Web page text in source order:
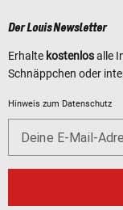
Der Louis Newsletter
Erhalte kostenlosalle
Schnäppchen oder
Hinweis zum Datenschutz
Deine E-Mail-